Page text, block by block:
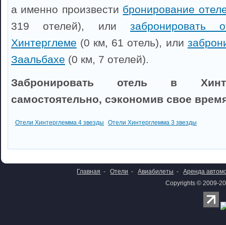
а именно произвести бронирование
319 отелей), или забронировать
Хинтерглеме (0 км, 61 отель), или
Заальбахе (0 км, 7 отелей).
Забронировать отель в
самостоятельно, сэкономив свое
Отели Хинтерглемма 4 звезды Отели Хинтерглемма 3 звезды
Главная - Отели - Авиабилеты -
Аренда
Copyrights © 2009-